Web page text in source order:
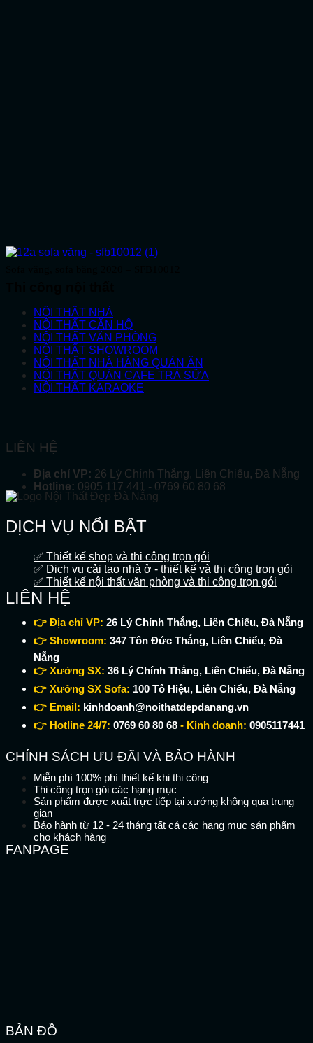
NỘI THẤT NHÀ
NỘI THẤT CĂN HỘ
NỘI THẤT VĂN PHÒNG
NỘI THẤT SHOWROOM
NỘI THẤT NHÀ HÀNG QUÁN ĂN
NỘI THẤT QUÁN CAFE TRÀ SỮA
NỘI THẤT KARAOKE
LIÊN HỆ
Địa chỉ VP: 26 Lý Chính Thắng, Liên Chiểu, Đà Nẵng
Hotline: 0905 117 441 - 0769 60 80 68
DỊCH VỤ NỔI BẬT
✅ Thiết kế shop và thi công trọn gói
✅ Dịch vụ cải tạo nhà ở - thiết kế và thi công trọn gói
✅ Thiết kế nội thất văn phòng và thi công trọn gói
LIÊN HỆ
👉 Địa chỉ VP: 26 Lý Chính Thắng, Liên Chiểu, Đà Nẵng
👉 Showroom: 347 Tôn Đức Thắng, Liên Chiểu, Đà
Nẵng
👉 Xưởng SX: 36 Lý Chính Thắng, Liên Chiểu, Đà Nẵng
👉 Xưởng SX Sofa: 100 Tô Hiệu, Liên Chiểu, Đà Nẵng
👉 Email: kinhdoanh@noithatdepdanang.vn
👉 Hotline 24/7: 0769 60 80 68 - Kinh doanh: 0905117441
CHÍNH SÁCH ƯU ĐÃI VÀ BẢO HÀNH
Miễn phí 100% phí thiết kế khi thi công
Thi công trọn gói các hạng mục
Sản phẩm được xuất trực tiếp tại xưởng không qua trung
gian
Bảo hành từ 12 - 24 tháng tất cả các hạng mục sản phẩm
cho khách hàng
FANPAGE
BẢN ĐỒ